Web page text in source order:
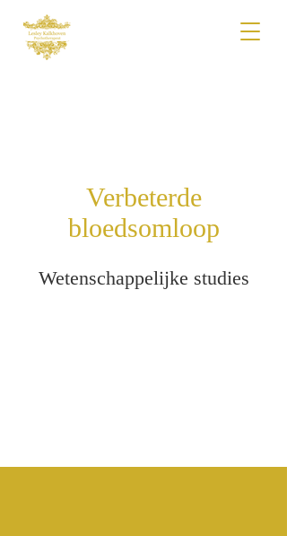
Verbeterde
bloedsomloop
Wetenschappelijke studies